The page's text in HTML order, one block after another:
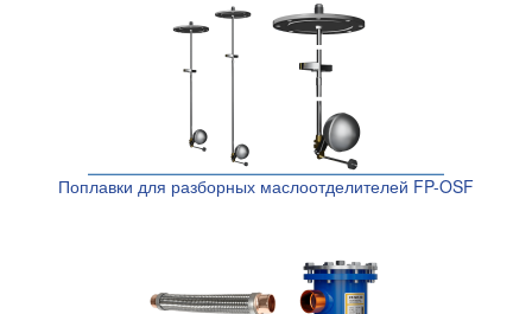
Поплавки для разборных маслоотделителей FP-OSF